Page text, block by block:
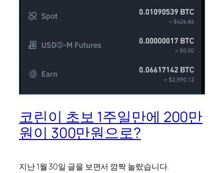
코린이 초보 1주일만에 200만
원이 300만원으로?
지난 1월 30일 글을 보면서 깜짝 놀랐습니다.